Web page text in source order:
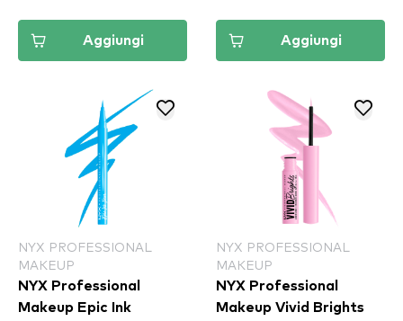
Aggiungi Aggiungi
NYX PROFESSIONAL
MAKEUP
NYX Professional
Makeup Epic Ink
NYX PROFESSIONAL
MAKEUP
NYX Professional
Makeup Vivid Brights